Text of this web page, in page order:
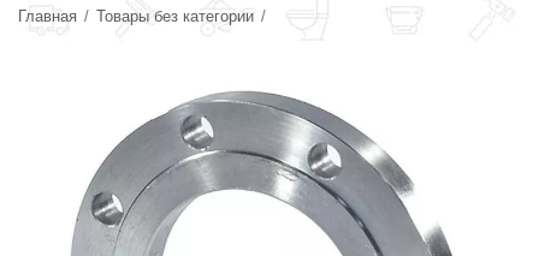
Главная / Товары без категории /